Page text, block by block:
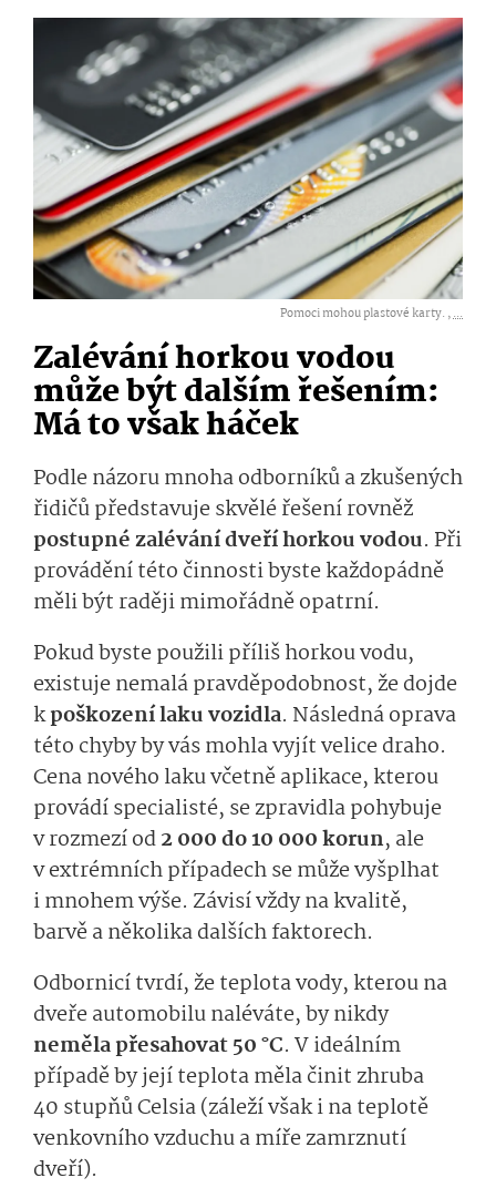
Pomoci mohou plastové karty. ,...
Zalévání horkou vodou
může být dalším řešením:
Má to však háček
Podle názoru mnoha odborníků a zkušených
řidičů představuje skvělé řešení rovněž
postupné zalévání dveří horkou vodou. Při
provádění této činnosti byste každopádně
měli být raději mimořádně opatrní.
Pokud byste použili příliš horkou vodu,
existuje nemalá pravděpodobnost, že dojde
kpoškození laku vozidla. Následná oprava
této chyby by vás mohla vyjít velice draho.
Cena nového laku včetně aplikace, kterou
provádí specialisté, se zpravidla pohybuje
v rozmezí od2 000 do 10 000 korun, ale
v extrémních případech se může vyšplhat
i mnohem výše. Závisí vždy na kvalitě,
barvě a několika dalších faktorech.
Odbornicí tvrdí, že teplota vody, kterou na
dveře automobilu naléváte, by nikdy
neměla přesahovat 50 °C. V ideálním
případě by její teplota měla činit zhruba
40 stupňů Celsia (záleží však i na teplotě
venkovního vzduchu a míře zamrznutí
dveří).